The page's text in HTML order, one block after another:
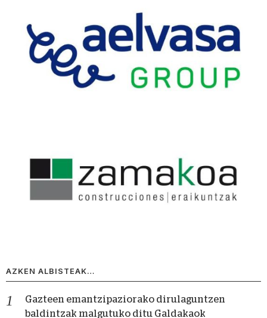
AZKEN ALBISTEAK…
Gazteen emantzipaziorako dirulaguntzen
baldintzak malgutuko ditu Galdakaok